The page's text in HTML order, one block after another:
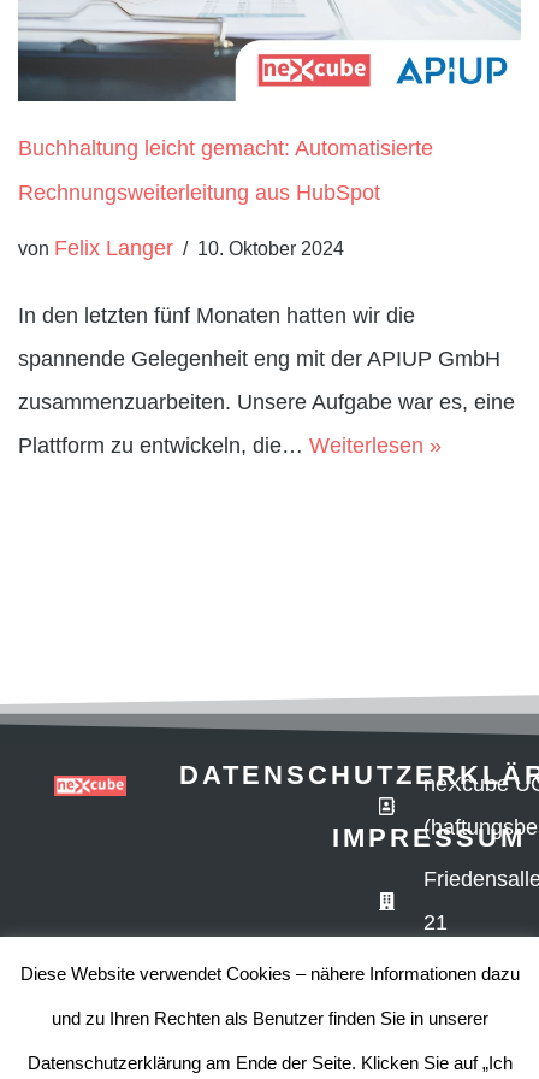
Buchhaltung leicht gemacht: Automatisierte
Rechnungsweiterleitung aus HubSpot
von Felix Langer 10. Oktober 2024
In den letzten fünf Monaten hatten wir die
spannende Gelegenheit eng mit der APIUP GmbH
zusammenzuarbeiten. Unsere Aufgabe war es, eine
Plattform zu entwickeln, die… Weiterlesen »
IMPRESSUM
neXcube
21
06386
Südliches
Anhalt
Diese Website verwendet Cookies – nähere Informationen dazu
und zu Ihren Rechten als Benutzer finden Sie in unserer
Datenschutzerklärung am Ende der Seite. Klicken Sie auf „Ich